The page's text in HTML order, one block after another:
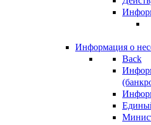
Информация о
Back